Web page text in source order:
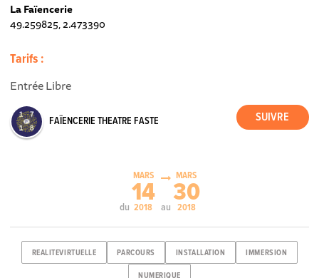
La Faïencerie
49.259825, 2.473390
Tarifs :
Entrée Libre
FAÏENCERIE THEATRE FASTE
du
MARS
14
2018 au
MARS
30
2018
REALITEVIRTUELLE PARCOURS INSTALLATION IMMERSION
NUMERIQUE